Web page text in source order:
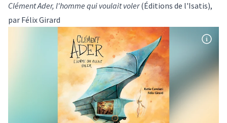
Clément Ader, l'homme qui voulait voler(Éditions de l'Isatis),
par Félix Girard